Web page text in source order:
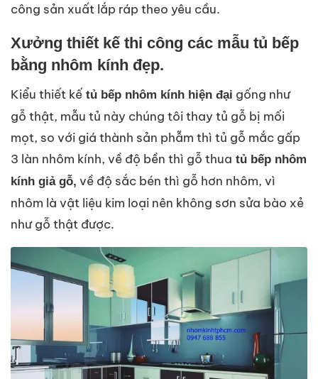
công sản xuất lắp ráp theo yêu cầu.
Xưởng thiết kế thi công các mẫu tủ bếp
bằng nhôm kính đẹp.
Kiểu thiết kế tủ bếp nhôm kính hiện đại gống như
gỗ thật, mẫu tủ này chúng tôi thay tủ gỗ bị mối
mọt, so với giá thành sản phẫm thì tủ gỗ mắc gấp
3 làn nhôm kính, về độ bền thì gỗ thua tủ bếp nhôm
kính giả gỗ, về độ sắc bén thì gỗ hơn nhôm, vì
nhôm là vật liệu kim loại nên không sơn sửa bào xẻ
như gỗ thật được.